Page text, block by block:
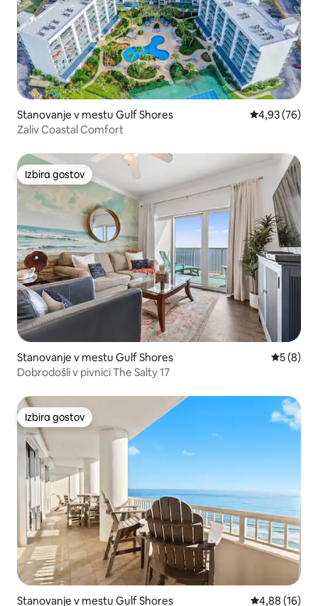
Stanovanje v mestu Gulf Shores Povprečna
4,93 (76)
Zaliv Coastal Comfort
Izbira gostov
Izbira gostov
Stanovanje v mestu Gulf Shores
5 (8)
Dobrodošli v pivnici The Salty 17
Izbira gostov
Izbira gostov
Stanovanje v mestu Gulf Shores Povprečna
4,88 (16)